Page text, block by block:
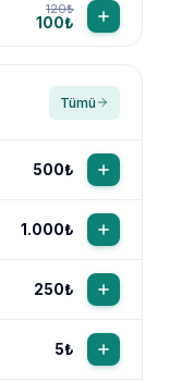
120₺
100₺
Tümü
500₺
1.000₺
250₺
5₺